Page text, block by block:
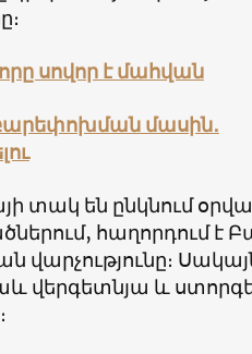
սովոր է մահվան
մասին․
տակ են ընկնում օրվա
հաղորդում է
վերգետնյա և